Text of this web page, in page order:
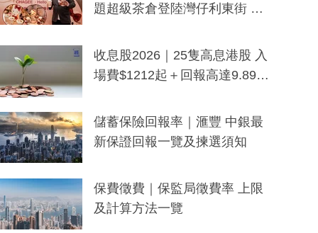
題超級茶倉登陸灣仔利東街 推
y及香港限定特調系列
收息股2026｜25隻高息港股 入
場費$1212起＋回報高達9.89
儲蓄保險回報率｜滙豐 中銀最
新保證回報一覽及揀選須知
保費徵費｜保監局徵費率 上限
及計算方法一覽